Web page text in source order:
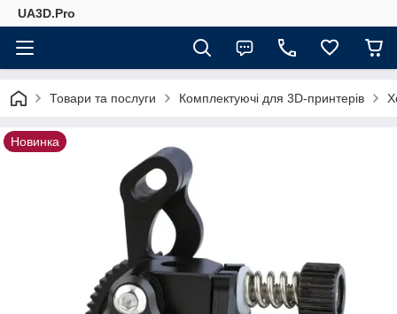
UA3D.Pro
Товари та послуги Комплектуючі для 3D-принтерів
Новинка